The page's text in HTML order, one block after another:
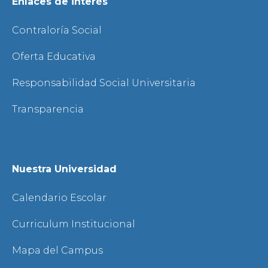
Contraloría Social
Oferta Educativa
Responsabilidad Social Universitaria
Transparencia
Nuestra Universidad
Calendario Escolar
Curriculum Institucional
Mapa del Campus